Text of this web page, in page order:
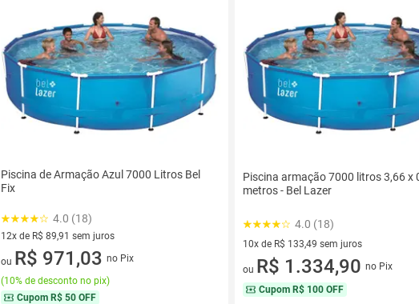
Piscina de Armação Azul 7000 Litros Bel
Fix
4.0 (18)
12x de R$ 89,91 sem juros
12 vez de R$ 89,91 sem juros
ou R$ 971,03 no Pix
(10% de desconto no pix)
Cupom R$ 50 OFF
Piscina armação 7000 litros 3,66 x
metros - Bel Lazer
4.0 (18)
10x de R$ 133,49 sem juros
10 vez de R$ 133,49 sem juros
ou R$ 1.334,90 no Pix
Cupom R$ 100 OFF